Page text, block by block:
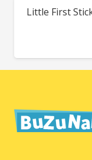
REDUCERI!
Little First